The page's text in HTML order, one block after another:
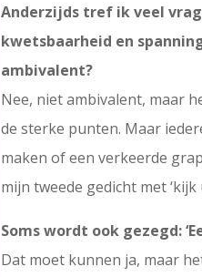
Anderzijds tref ik veel
kwetsbaarheid en
ambivalent?
Nee, niet ambivalent, maar
de sterke punten. Maar
maken of een verkeerde
mijn tweede gedicht met
Soms wordt ook gezegd:
Dat moet kunnen ja, maar